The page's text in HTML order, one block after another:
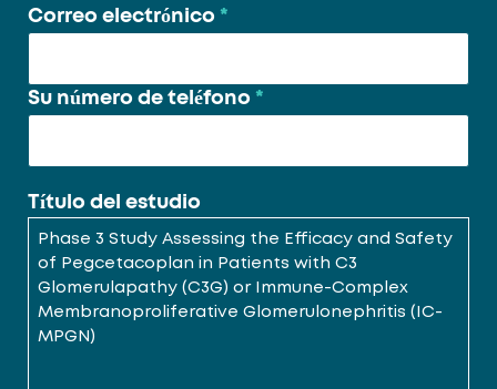
Correo electrónico *
Su número de teléfono *
Título del estudio